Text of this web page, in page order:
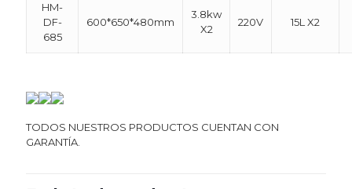
HM-
DF-
685
600*650*480mm
3.8kw
X2
220V 15L X2
TODOS NUESTROS PRODUCTOS CUENTAN CON
GARANTÍA.